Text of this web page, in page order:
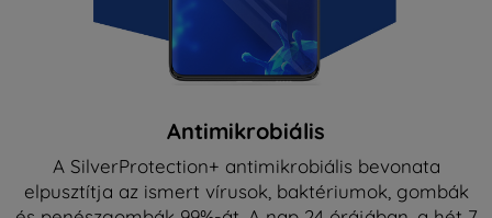
Antimikrobiális
A SilverProtection+ antimikrobiális bevonata
elpusztítja az ismert vírusok, baktériumok, gombák